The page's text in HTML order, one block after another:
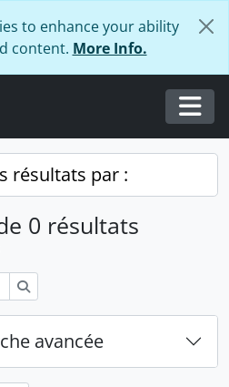
to enhance your ability
content. More Info.
résultats par :
0 résultats
avancée